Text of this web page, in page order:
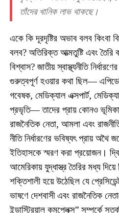
তাঁদের খানিক লাভ থাকছে।
একে কি দূরদৃষ্টির অভাব বলব কিংবা
বলব? অতিরিক্ত আত্মতুষ্টি এবং
বিশ্বাস? জাতীয় স্বাস্থ্যনীতি
গুরুত্বপূর্ণ হওয়ার কথা ছিল—
গবেষক, মেডিক্যাল এক্সপার্ট,
প্রভৃতি— তাদের প্রায় কোনও ভূমিকা
রাজনৈতিক নেতা, আমলা এবং
নীতি নির্ধারণের ভবিষ্যৎ প্রায়
ইতিহাসকে স্মরণ করা প্রয়োজন।
আমেরিকায় যুদ্ধাস্ত্র তৈরির মধ্য দিয়ে
শক্তিশালী হয়ে উঠেছিল যে
ভাষণে দেশবাসী এবং রাজনৈতিক
ইন্ডাস্ট্রিয়াল কমপ্লেক্স” সম্পর্কে